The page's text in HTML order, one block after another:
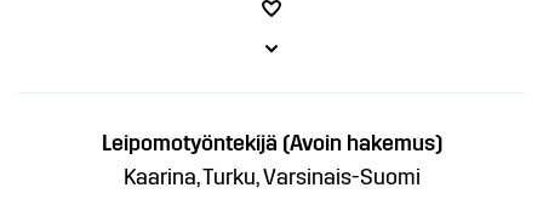
Leipomotyöntekijä (Avoin hakemus)
Kaarina, Turku, Varsinais-Suomi